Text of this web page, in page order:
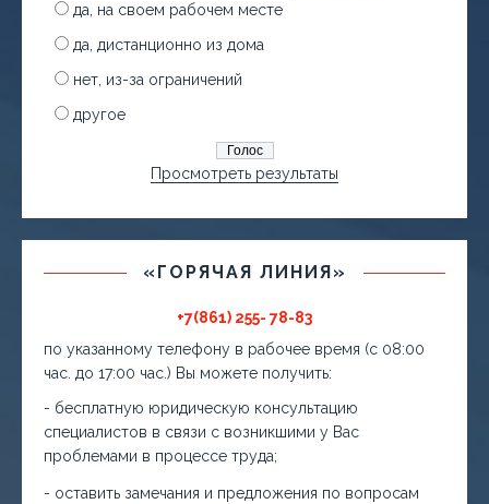
да, на своем рабочем месте
да, дистанционно из дома
нет, из-за ограничений
другое
Просмотреть результаты
«ГОРЯЧАЯ ЛИНИЯ»
+7(861) 255- 78-83
по указанному телефону в рабочее время (с 08:00
час. до 17:00 час.) Вы можете получить:
- бесплатную юридическую консультацию
специалистов в связи с возникшими у Вас
проблемами в процессе труда;
- оставить замечания и предложения по вопросам